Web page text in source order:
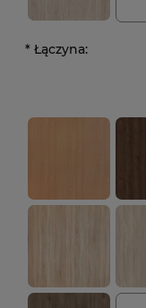
* Łączyna: